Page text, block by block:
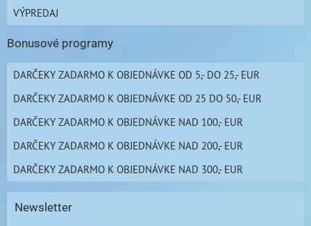
VÝPREDAJ
Bonusové programy
DARČEKY ZADARMO K OBJEDNÁVKE OD 5,- DO 25,- EUR
DARČEKY ZADARMO K OBJEDNÁVKE OD 25 DO 50,- EUR
DARČEKY ZADARMO K OBJEDNÁVKE NAD 100,- EUR
DARČEKY ZADARMO K OBJEDNÁVKE NAD 200,- EUR
DARČEKY ZADARMO K OBJEDNÁVKE NAD 300,- EUR
Newsletter